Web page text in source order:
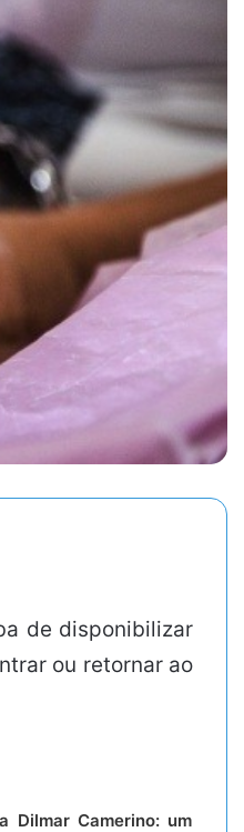
de disponibilizar
ou retornar ao
Dilmar Camerino: um